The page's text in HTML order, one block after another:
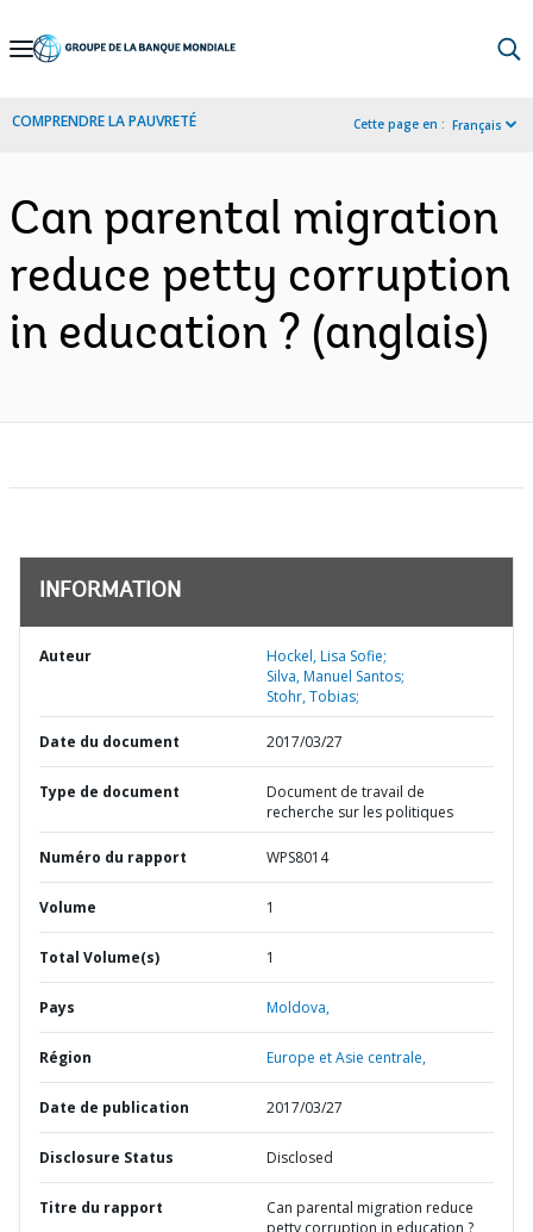
Skip
Navigation
COMPRENDRE LA PAUVRETÉ Cette page en : Français
Can parental migration
reduce petty corruption
in education ? (anglais)
INFORMATION
Auteur
Hockel, Lisa Sofie;
Silva, Manuel Santos;
Stohr, Tobias;
Date du document 2017/03/27
Type de document
Document de travail de
recherche sur les politiques
Numéro du rapport WPS8014
Volume 1
Total Volume(s) 1
Pays Moldova,
Région Europe et Asie centrale,
Date de publication 2017/03/27
Disclosure Status Disclosed
Titre du rapport
Can parental migration reduce
petty corruption in education ?